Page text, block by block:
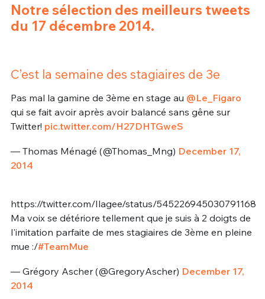
Notre sélection des meilleurs tweets
du 17 décembre 2014.
C’est la semaine des stagiaires de 3e
Pas mal la gamine de 3ème en stage au @Le_Figaro
qui se fait avoir après avoir balancé sans gêne sur
Twitter! pic.twitter.com/H27DHTGweS
— Thomas Ménagé (@Thomas_Mng) December 17,
2014
https://twitter.com/Ilagee/status/545226945030791168
Ma voix se détériore tellement que je suis à 2 doigts de
l'imitation parfaite de mes stagiaires de 3ème en pleine
mue :/#TeamMue
— Grégory Ascher (@GregoryAscher) December 17,
2014